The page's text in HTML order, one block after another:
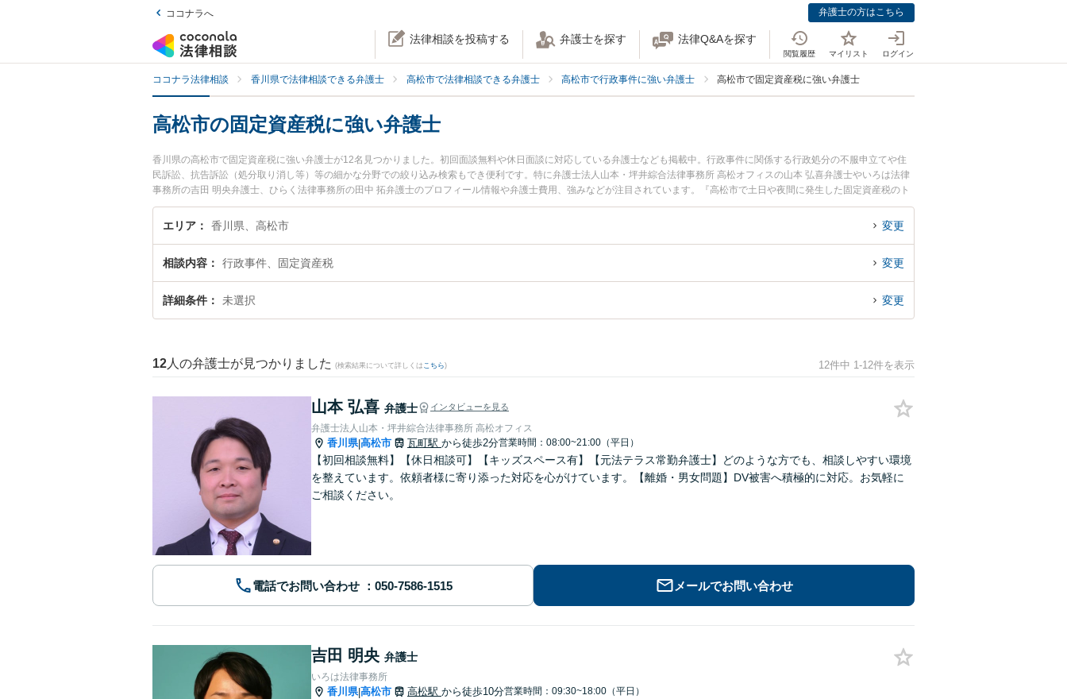
ココナラへ 弁護士の方はこちら
法律相談を投稿する 弁護士を探す 法律Q&Aを探す
閲覧履歴 マイリスト ログイン
ココナラ法律相談 香川県で法律相談できる弁護士 高松市で法律相談できる弁護士 高松市で行政事件に強い弁護士 高松市で固定資産税に強い弁護士
高松市の固定資産税に強い弁護士
香川県の高松市で固定資産税に強い弁護士が12名見つかりました。初回面談無料や休日面談に対応している弁護士なども掲載中。行政事件に関係する行政処分の不服申立てや住
民訴訟、抗告訴訟（処分取り消し等）等の細かな分野での絞り込み検索もでき便利です。特に弁護士法人山本・坪井綜合法律事務所 高松オフィスの山本 弘喜弁護士やいろは法律
事務所の吉田 明央弁護士、ひらく法律事務所の田中 拓弁護士のプロフィール情報や弁護士費用、強みなどが注目されています。『高松市で土日や夜間に発生した固定資産税のト
ラブルを今すぐに弁護士に相談したい』『固定資産税のトラブル解決の実績豊富な近くの弁護士を検索したい』『初回相談無料で固定資産税を法律相談できる高松市内の弁護士に
相談予約したい』などでお困りの相談者さんにおすすめです。
エリア 香川県、高松市 変更
相談内容 行政事件、固定資産税 変更
詳細条件 未選択 変更
12 人の弁護士が見つかりました (検索結果について詳しくは こちら) 12件中 1-12件を表示
山本 弘喜 弁護士 インタビューを見る
弁護士法人山本・坪井綜合法律事務所 高松オフィス
香川県|高松市 瓦町駅 から徒歩2分営業時間：08:00~21:00（平日）
【初回相談無料】【休日相談可】【キッズスペース有】【元法テラス常勤弁護士】どのような方でも、相談しやすい環境
を整えています。依頼者様に寄り添った対応を心がけています。【離婚・男女問題】DV被害へ積極的に対応。お気軽に
ご相談ください。
電話でお問い合わせ メールでお問い合わせ
吉田 明央 弁護士
いろは法律事務所
香川県|高松市 高松駅 から徒歩10分営業時間：09:30~18:00（平日）